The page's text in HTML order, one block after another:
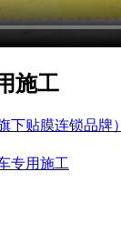
施工
下贴膜连锁品牌）
专用施工